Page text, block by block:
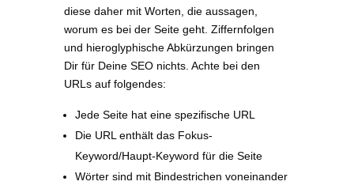
diese daher mit Worten, die aussagen,
worum es bei der Seite geht. Ziffernfolgen
und hieroglyphische Abkürzungen bringen
Dir für Deine SEO nichts. Achte bei den
URLs auf folgendes:
Jede Seite hat eine spezifische URL
Die URL enthält das Fokus-
Keyword/Haupt-Keyword für die Seite
Wörter sind mit Bindestrichen voneinander